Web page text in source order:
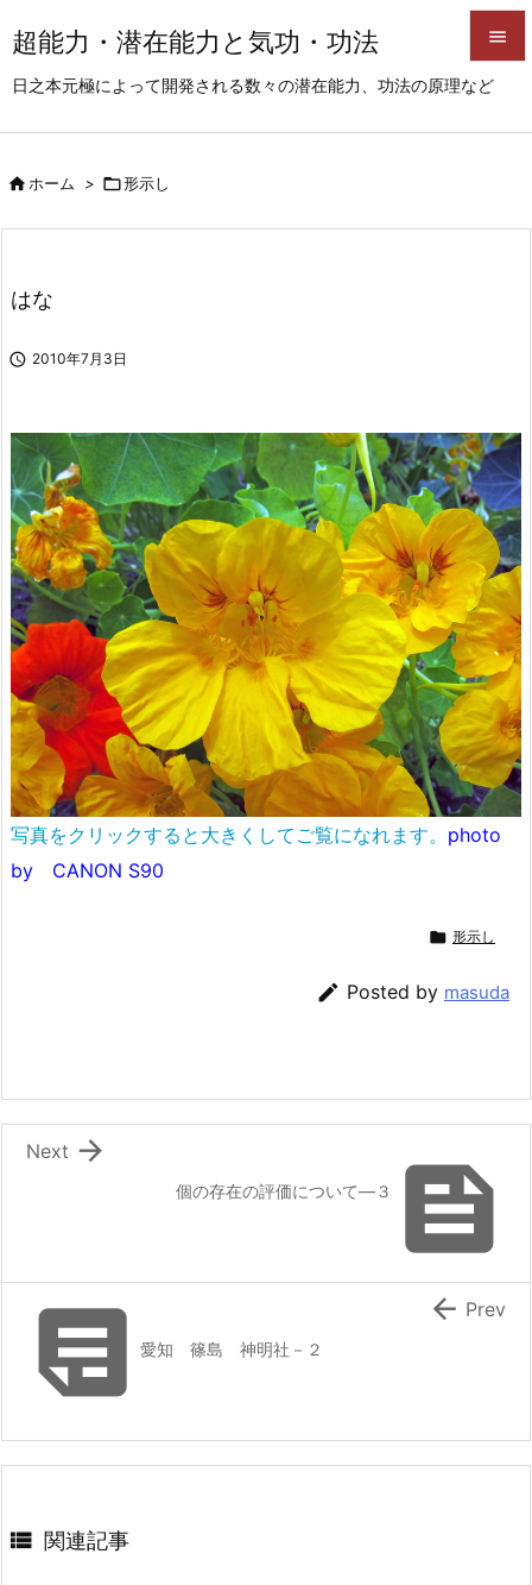
超能力・潜在能力と気功・功法
日之本元極によって開発される数々の潜在能力、功法の原理など


前へ
ホーム > 形示し
はな
 2010年7月3日
写真をクリックすると大きくしてご覧になれます。 photo
by CANON S90
 形示し
 Posted by masuda

個の存在の評価について―３

Next
愛知 篠島 神明社－２
 Prev
 関連記事